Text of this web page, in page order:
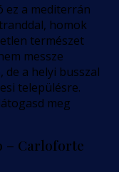
ez a mediterrán
homok
természet
messze
de a helyi busszal
településre.
meg
– Carloforte